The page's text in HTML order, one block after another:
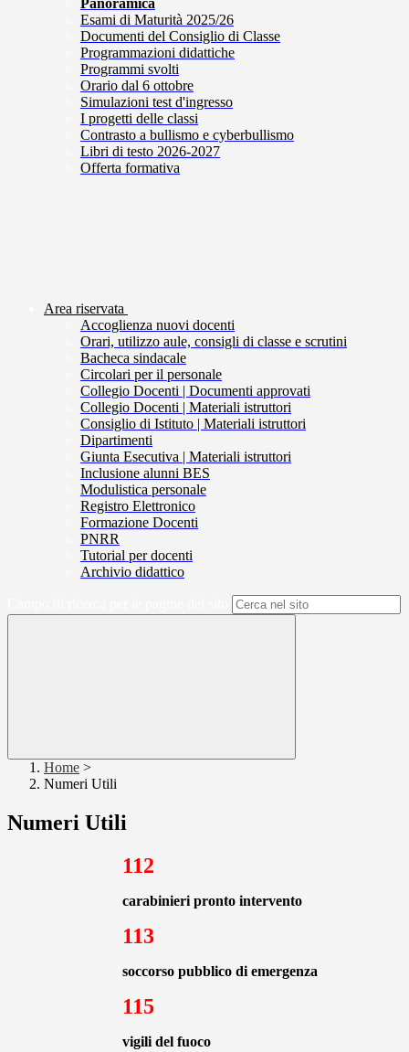
Panoramica
Esami di Maturità 2025/26
Documenti del Consiglio di Classe
Programmazioni didattiche
Programmi svolti
Orario dal 6 ottobre
Simulazioni test d'ingresso
I progetti delle classi
Contrasto a bullismo e cyberbullismo
Libri di testo 2026-2027
Offerta formativa
Area riservata
Accoglienza nuovi docenti
Orari, utilizzo aule, consigli di classe e scrutini
Bacheca sindacale
Circolari per il personale
Collegio Docenti | Documenti approvati
Collegio Docenti | Materiali istruttori
Consiglio di Istituto | Materiali istruttori
Dipartimenti
Giunta Esecutiva | Materiali istruttori
Inclusione alunni BES
Modulistica personale
Registro Elettronico
Formazione Docenti
PNRR
Tutorial per docenti
Archivio didattico
Home >
Numeri Utili
Numeri Utili
112
carabinieri pronto intervento
113
soccorso pubblico di emergenza
115
vigili del fuoco